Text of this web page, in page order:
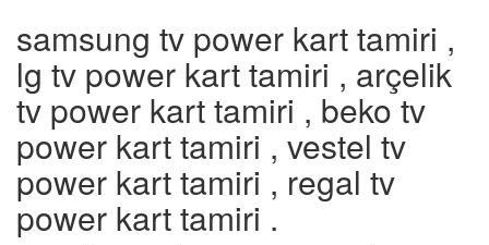
samsung tv power kart tamiri ,
lg tv power kart tamiri , arçelik
tv power kart tamiri , beko tv
power kart tamiri , vestel tv
power kart tamiri , regal tv
power kart tamiri .